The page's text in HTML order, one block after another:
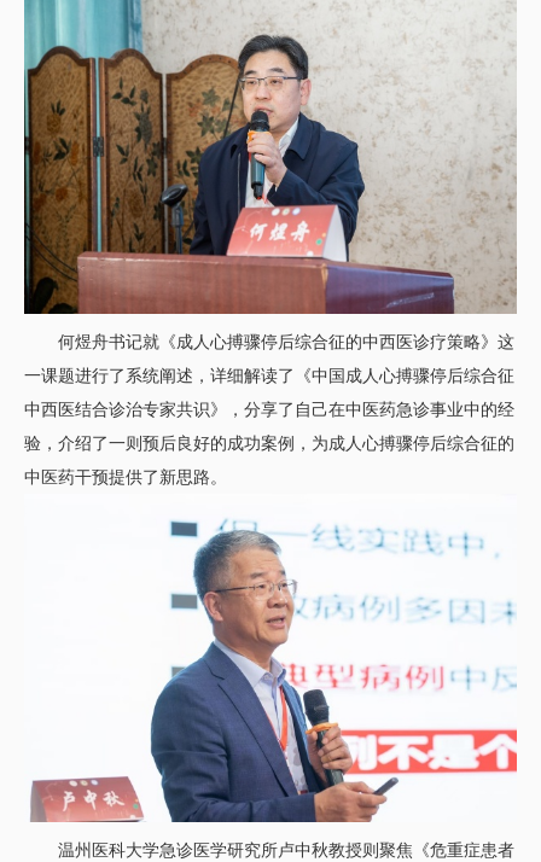
何煜舟书记就《成人心搏骤停后综合征的中西医诊疗策略》这
一课题进行了系统阐述，详细解读了《中国成人心搏骤停后综合征
中西医结合诊治专家共识》，分享了自己在中医药急诊事业中的经
验，介绍了一则预后良好的成功案例，为成人心搏骤停后综合征的
中医药干预提供了新思路。
温州医科大学急诊医学研究所卢中秋教授则聚焦《危重症患者